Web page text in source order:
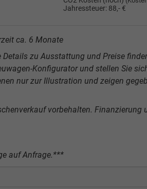
Jahressteuer: 88,- €
ca. 6 Monate
zu Ausstattung und Preise
Konfigurator und stellen Sie
nur zur Illustration und zeigen
vorbehalten. Finanzierung
auf Anfrage.***